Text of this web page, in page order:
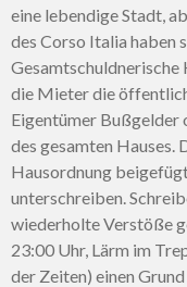
eine lebendige Stadt,
des Corso Italia haben
Gesamtschuldnerische
die Mieter die
Eigentümer Bußgelder
des gesamten Hauses.
Hausordnung
unterschreiben.
wiederholte Verstöße
23:00 Uhr, Lärm im
der Zeiten) einen